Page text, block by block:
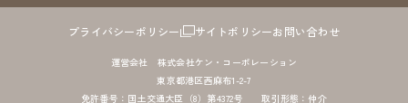
プライバシーポリシー サイトポリシーお問い合わせ
運営会社 株式会社ケン・コーポレーション
東京都港区西麻布1-2-7
免許番号：国土交通大臣（8）第4372号 取引形態：仲介